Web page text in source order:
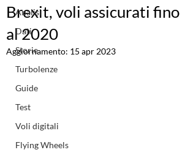
Analisi
Dati
Storie
Turbolenze
Guide
Test
Voli digitali
Flying Wheels
Brexit, voli assicurati fino
al 2020
Aggiornamento: 15 apr 2023